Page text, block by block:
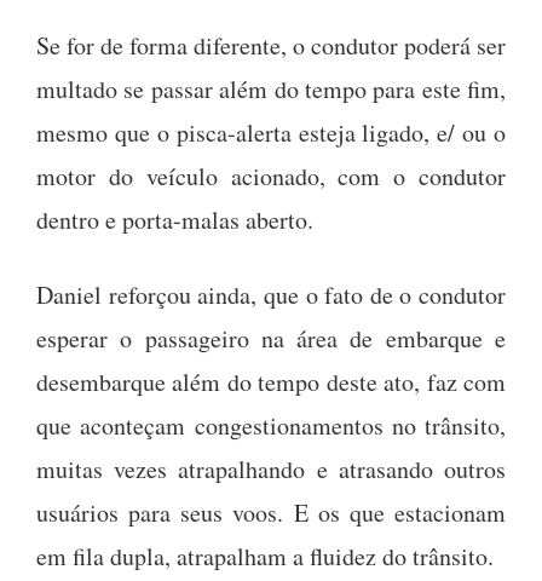
Se for de forma diferente, o condutor poderá ser
multado se passar além do tempo para este fim,
mesmo que o pisca-alerta esteja ligado, e/ ou o
motor do veículo acionado, com o condutor
dentro e porta-malas aberto.
Daniel reforçou ainda, que o fato de o condutor
esperar o passageiro na área de embarque e
desembarque além do tempo deste ato, faz com
que aconteçam congestionamentos no trânsito,
muitas vezes atrapalhando e atrasando outros
usuários para seus voos. E os que estacionam
em fila dupla, atrapalham a fluidez do trânsito.